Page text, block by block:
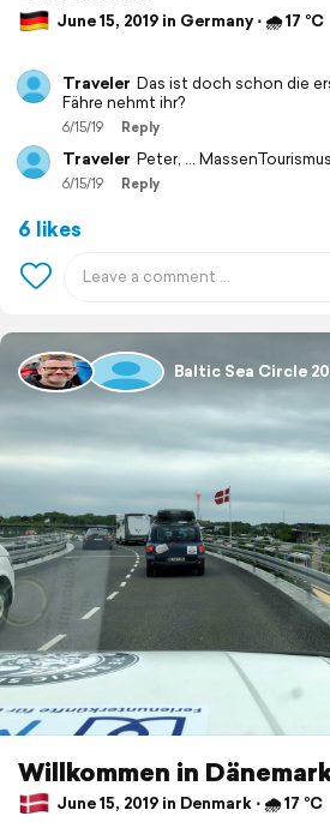
June 15, 2019 in Germany ⋅ 🌧 17 °C
Traveler Das ist doch schon die
Fähre nehmt ihr?
6/15/19 Reply
Traveler Peter, ...
6/15/19 Reply
6 likes
Baltic Sea Circle
Willkommen in
June 15, 2019 in Denmark ⋅ 🌧 17 °C